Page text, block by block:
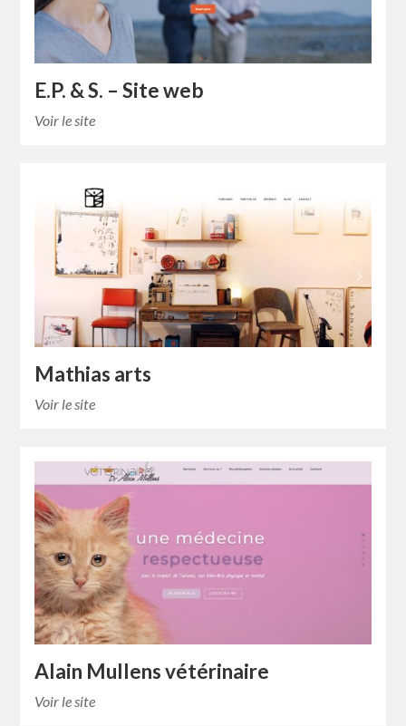
E.P. & S. – Site web
Voir le site
Mathias arts
Voir le site
Alain Mullens vétérinaire
Voir le site